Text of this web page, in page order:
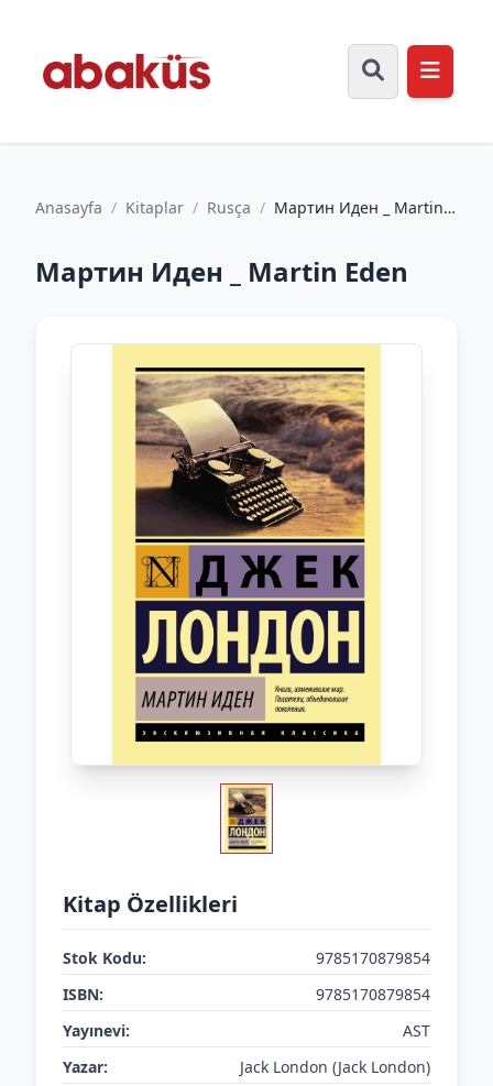
Anasayfa / Kitaplar / Rusça / Мартин Иден _ Martin
Мартин Иден _ Martin Eden
Kitap Özellikleri
Stok Kodu:
9785170879854
ISBN:
9785170879854
Yayınevi:
AST
Yazar:
Jack London (Jack London)